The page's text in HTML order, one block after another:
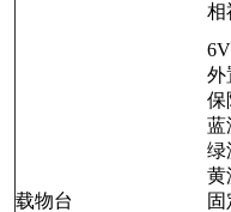
相
外
保
蓝
绿
黄
载物台